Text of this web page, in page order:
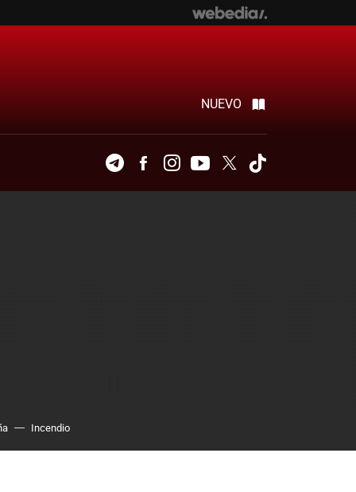
NUEVO
TelegramFacebookInstagramYoutubeTwitter
Incendio